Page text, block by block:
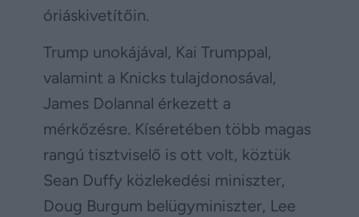
óriáskivetítőin.
Trump unokájával, Kai Trumppal,
valamint a Knicks tulajdonosával,
James Dolannal érkezett a
mérkőzésre. Kíséretében több magas
rangú tisztviselő is ott volt, köztük
Sean Duffy közlekedési miniszter,
Doug Burgum belügyminiszter, Lee